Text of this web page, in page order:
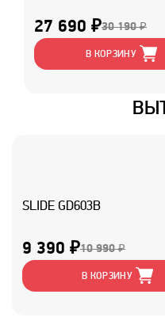
27 690 ₽30 190 ₽
В КОРЗИНУ
SLIDE GD603B
9 390 ₽10 990 ₽
В КОРЗИНУ